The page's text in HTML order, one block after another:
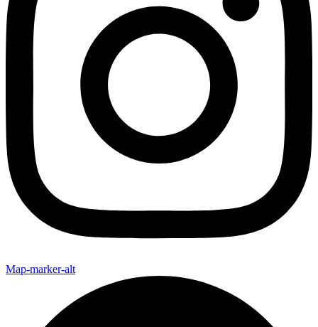
Map-marker-alt